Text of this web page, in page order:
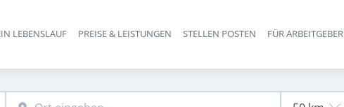
Haupt-Navigation
LEBENSLAUF PREISE & LEISTUNGEN STELLEN POSTEN FÜR ARBEITGEBER